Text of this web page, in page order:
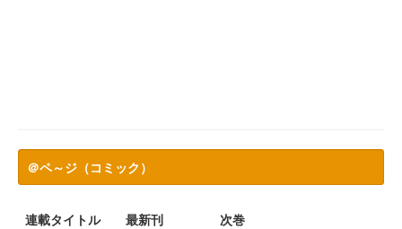
＠ペ～ジ（コミック）
連載タイトル 最新刊
次巻